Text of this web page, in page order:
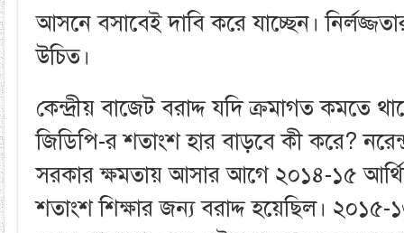
আসনে বসাবেই দাবি করে যাচ্ছেন।
উচিত।
কেন্দ্রীয় বাজেট বরাদ্দ যদি ক্রমাগত কমতে
জিডিপি-র শতাংশ হার বাড়বে কী করে?
সরকার ক্ষমতায় আসার আগে ২০১৪-১৫
শতাংশ শিক্ষার জন্য বরাদ্দ হয়েছিল।